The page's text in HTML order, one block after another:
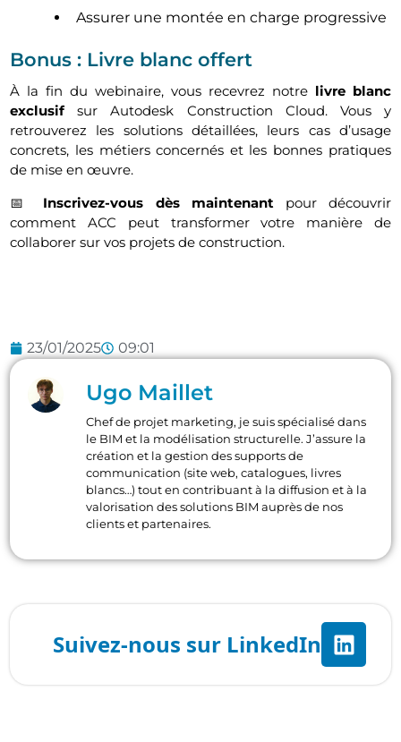
Assurer une montée en charge progressive
Bonus : Livre blanc offert
À la fin du webinaire, vous recevrez notre livre blanc
exclusifsur Autodesk Construction Cloud. Vous y
retrouverez les solutions détaillées, leurs cas d’usage
concrets, les métiers concernés et les bonnes pratiques
de mise en œuvre.
📅 Inscrivez-vous dès maintenant pour découvrir
comment ACC peut transformer votre manière de
collaborer sur vos projets de construction.
23/01/2025 09:01
Ugo Maillet
Chef de projet marketing, je suis spécialisé dans
le BIM et la modélisation structurelle. J’assure la
création et la gestion des supports de
communication (site web, catalogues, livres
blancs…) tout en contribuant à la diffusion et à la
valorisation des solutions BIM auprès de nos
clients et partenaires.